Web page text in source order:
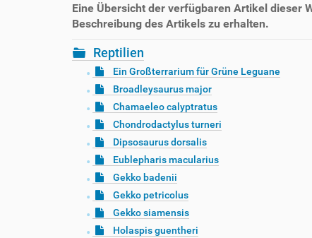
n
d
i
e
Eine Übersicht der verfügbaren Artikel dieser
Beschreibung des Artikels zu erhalten.
Reptilien
Ein Großterrarium für Grüne Leguane
Broadleysaurus major
Chamaeleo calyptratus
Chondrodactylus turneri
Dipsosaurus dorsalis
Eublepharis macularius
Gekko badenii
Gekko petricolus
Gekko siamensis
Holaspis guentheri